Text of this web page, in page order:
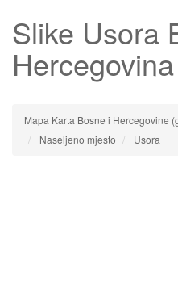
Slike Usora
Mapa Karta Bosne i Hercegovine
Naseljeno mjesto
Usora